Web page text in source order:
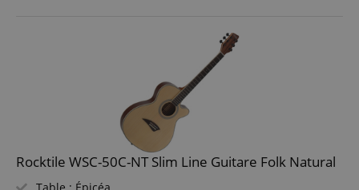
Rocktile WSC-50C-NT Slim Line Guitare Folk Natural